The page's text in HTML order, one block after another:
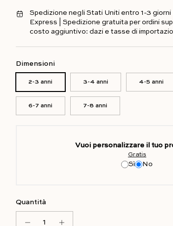
Spedizione negli Stati Uniti entro 1-3
Express | Spedizione gratuita per ordini
costo aggiuntivo: dazi e tasse di
Dimensioni
2-3 anni 3-4 anni 4-5 anni
6-7 anni 7-8 anni
Vuoi personalizzare il tuo
Gratis
Sì No
Quantità